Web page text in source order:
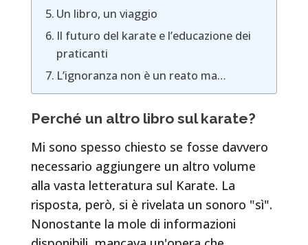
Un libro, un viaggio
Il futuro del karate e l’educazione dei
praticanti
L’ignoranza non è un reato ma…
Perché un altro libro sul karate?
Mi sono spesso chiesto se fosse davvero
necessario aggiungere un altro volume
alla vasta letteratura sul Karate. La
risposta, però, si è rivelata un sonoro "sì".
Nonostante la mole di informazioni